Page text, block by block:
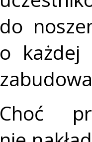
do
o każdej
Choć